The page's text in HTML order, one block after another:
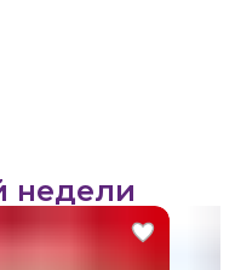
недели